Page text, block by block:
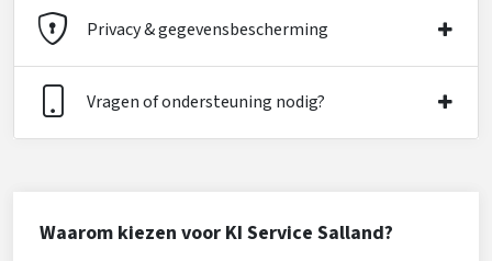
Privacy & gegevensbescherming
Vragen of ondersteuning nodig?
Waarom kiezen voor KI Service Salland?